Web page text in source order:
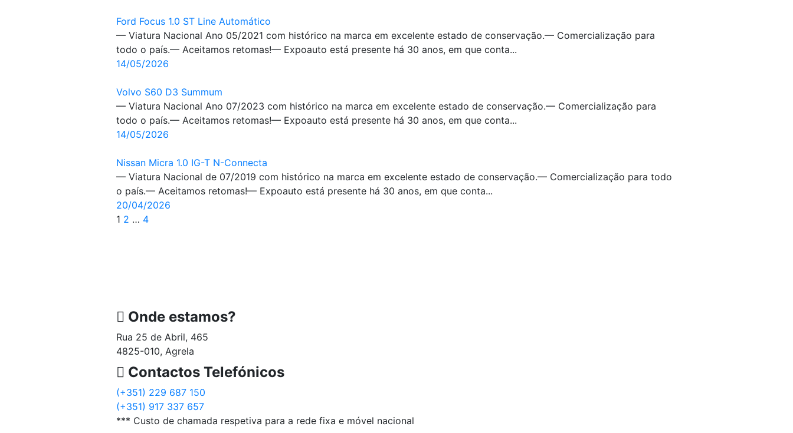
Ford Focus 1.0 ST Line Automático
— Viatura Nacional Ano 05/2021 com histórico na marca em excelente estado de conservação.— Comercialização para
todo o país.— Aceitamos retomas!— Expoauto está presente há 30 anos, em que conta...
14/05/2026
Volvo S60 D3 Summum
— Viatura Nacional Ano 07/2023 com histórico na marca em excelente estado de conservação.— Comercialização para
todo o país.— Aceitamos retomas!— Expoauto está presente há 30 anos, em que conta...
14/05/2026
Nissan Micra 1.0 IG-T N-Connecta
— Viatura Nacional de 07/2019 com histórico na marca em excelente estado de conservação.— Comercialização para todo
o país.— Aceitamos retomas!— Expoauto está presente há 30 anos, em que conta...
20/04/2026
1 2 … 4
Onde estamos?
Rua 25 de Abril, 465
4825-010, Agrela
Contactos Telefónicos
(+351) 229 687 150
(+351) 917 337 657
*** Custo de chamada respetiva para a rede fixa e móvel nacional